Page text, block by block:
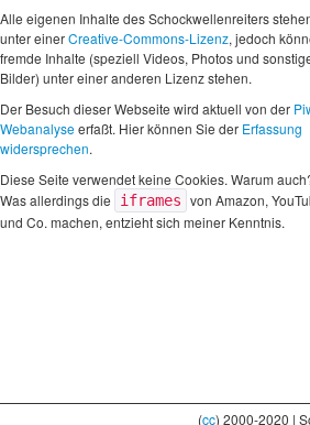
Alle eigenen Inhalte des Schockwellenreiters
unter einerCreative-Commons-Lizenz, jedoch
fremde Inhalte (speziell Videos, Photos und
Bilder) unter einer anderen Lizenz stehen.
Der Besuch dieser Webseite wird aktuell von der
Webanalyseerfaßt. Hier können Sie der Erfassung
widersprechen.
Diese Seite verwendet keine Cookies. Warum
Was allerdings die
iframes von Amazon,
und Co. machen, entzieht sich meiner Kenntnis.
(cc) 2000-2020 |